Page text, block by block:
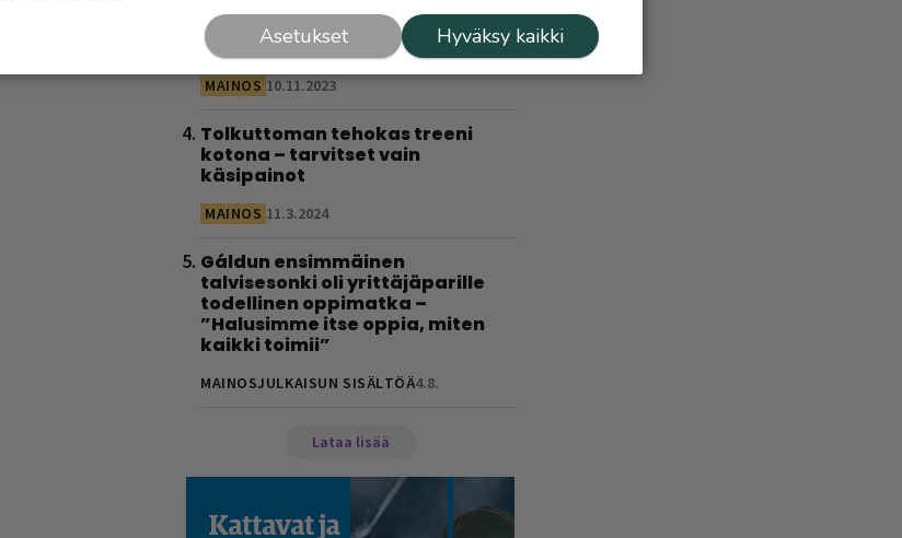
Ravintolat Saariselällä, Inarissa
ja Ivalossa
MAINOS 10.11.2023
Tolkuttoman tehokas treeni
kotona – tarvitset vain
käsipainot
MAINOS 11.3.2024
Gáldun ensimmäinen
talvisesonki oli yrittäjäparille
todellinen oppimatka –
”Halusimme itse oppia, miten
kaikki toimii”
MAINOSJULKAISUN SISÄLTÖÄ4.8.
Lataa lisää
Hyväksy kaikki
Asetukset